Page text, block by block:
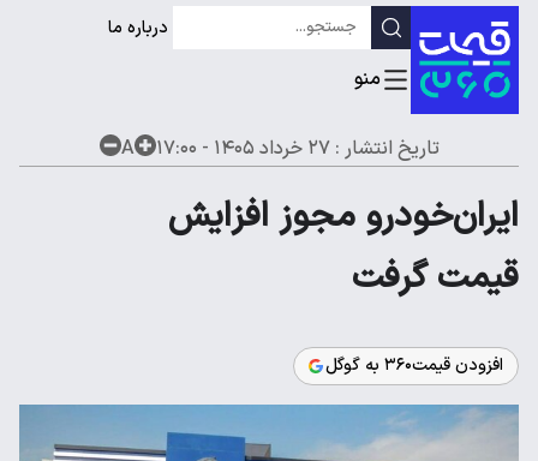
درباره ما
تاریخ انتشار :۲۷ خرداد ۱۴۰۵ - ۱۷:۰۰ A
ایران‌خودرو مجوز افزایش
قیمت گرفت
افزودن قیمت۳۶۰ به گوگل